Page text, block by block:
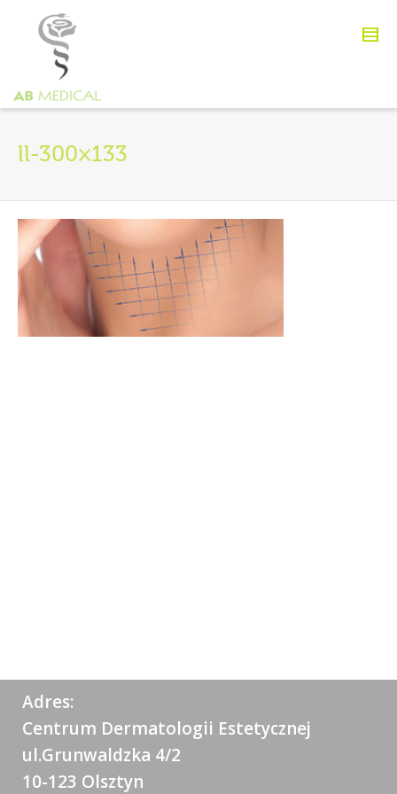
ll-300×133
Adres:
Centrum Dermatologii Estetycznej
ul.Grunwaldzka 4/2
10-123 Olsztyn